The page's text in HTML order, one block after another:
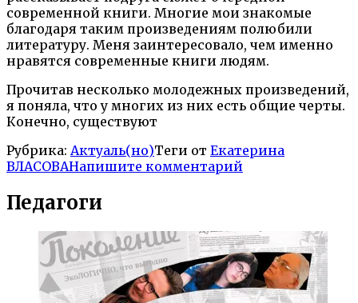
современной книги. Многие мои знакомые
благодаря таким произведениям полюбили
литературу. Меня заинтересовало, чем именно
нравятся современные книги людям.
Прочитав несколько молодежных произведений,
я поняла, что у многих из них есть общие черты.
Конечно, существуют
Рубрика: Актуаль(но)Теги от Екатерина
ВЛАСОВАНапишите комментарий
Педагоги